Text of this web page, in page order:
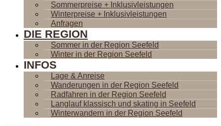
Sommerpreise + Inklusivleistungen
Winterpreise + Inklusivleistungen
Anfragen
DIE REGION
Sommer in der Region Seefeld
Winter in der Region Seefeld
INFOS
Lage & Anreise
Wanderungen in der Region Seefeld
Radfahren in der Region Seefeld
Langlauf klassisch und skating in Seefeld
Winterwandern in der Region Seefeld